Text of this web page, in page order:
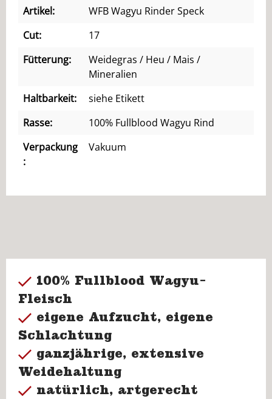
Artikel:
WFB Wagyu Rinder Speck
Cut:
17
Fütterung:
Weidegras / Heu / Mais /
Mineralien
Haltbarkeit:
siehe Etikett
Rasse:
100% Fullblood Wagyu Rind
Verpackung
:
Vakuum
100% Fullblood Wagyu-
Fleisch
eigene Aufzucht, eigene
Schlachtung
ganzjährige, extensive
Weidehaltung
natürlich, artgerecht